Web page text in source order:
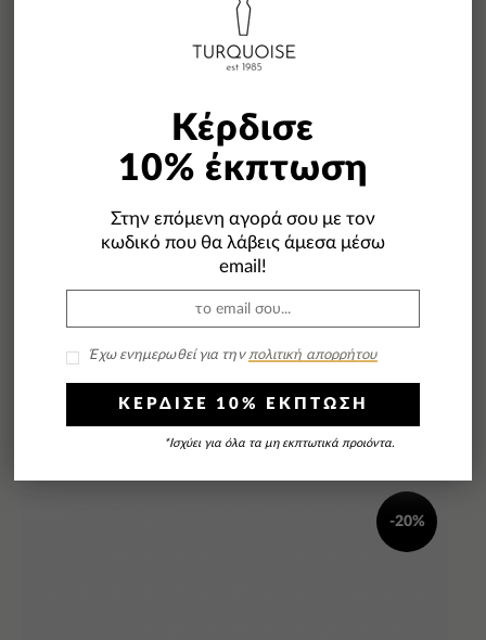
TWENTYFOURHAITCH Teresitas Clutch Black
-20%
Κέρδισε
10% έκπτωση
Στην επόμενη αγορά σου με τον
κωδικό που θα λάβεις άμεσα μέσω
email!
Έχω ενημερωθεί για τηνπολιτική απορρήτου
ΚΕΡΔΙΣΕ 10% ΕΚΠΤΩΣΗ
*Ισχύει για όλα τα μη εκπτωτικά προιόντα.